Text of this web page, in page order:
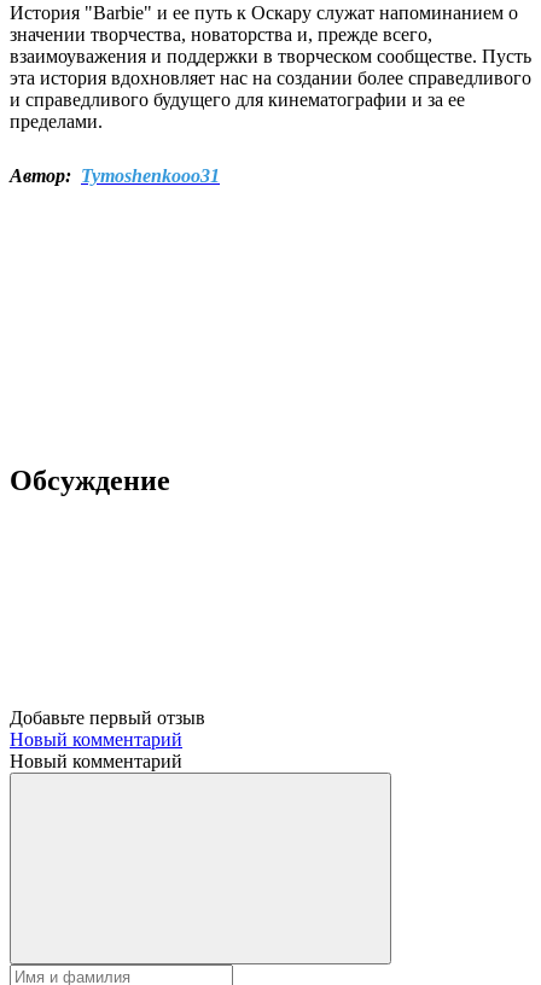
История "Barbie" и ее путь к Оскару служат напоминанием о
значении творчества, новаторства и, прежде всего,
взаимоуважения и поддержки в творческом сообществе. Пусть
эта история вдохновляет нас на создании более справедливого
и справедливого будущего для кинематографии и за ее
пределами.
Автор: Tymoshenkooo31
Обсуждение
Добавьте первый отзыв
Новый комментарий
Новый комментарий